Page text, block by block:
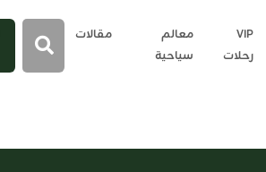
VIP
رحلات
معالم
سياحية
مقالات